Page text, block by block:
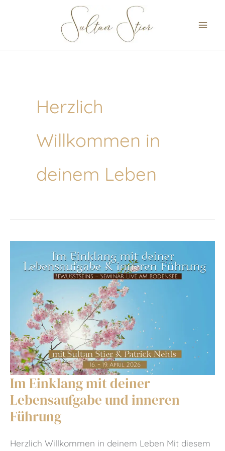
Herzlich
Willkommen in
deinem Leben
Im Einklang mit deiner
Lebensaufgabe und inneren
Führung
Herzlich Willkommen in deinem Leben Mit diesem